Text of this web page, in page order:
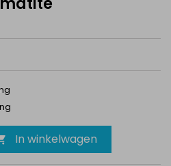
In winkelwagen